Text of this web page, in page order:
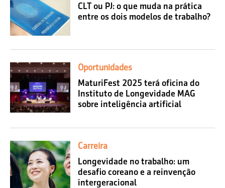
CLT ou PJ: o que muda na prática
entre os dois modelos de trabalho?
Oportunidades
MaturiFest 2025 terá oficina do
Instituto de Longevidade MAG
sobre inteligência artificial
Carreira
Longevidade no trabalho: um
desafio coreano e a reinvenção
intergeracional